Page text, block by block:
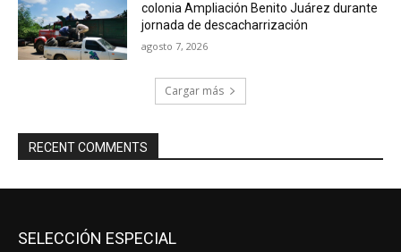
colonia Ampliación Benito Juárez durante
jornada de descacharrización
agosto 7, 2026
Cargar más
RECENT COMMENTS
SELECCIÓN ESPECIAL